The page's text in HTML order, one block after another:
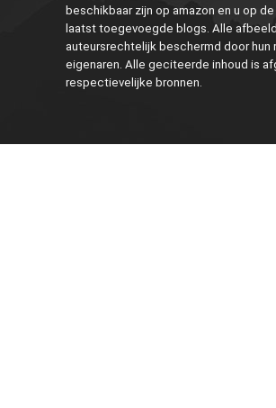
beschikbaar zijn op amazon en u op
laatst toegevoegde blogs. Alle
auteursrechtelijk beschermd door
eigenaren. Alle geciteerde inhoud is
respectievelijke bronnen.